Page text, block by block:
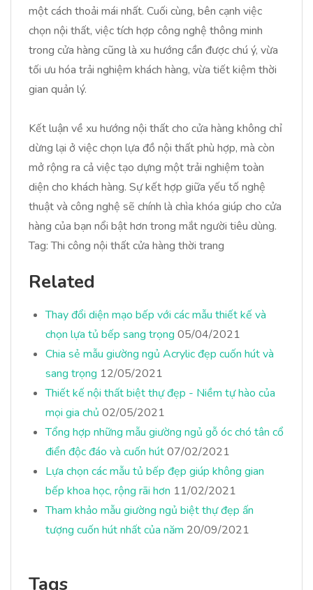
một cách thoải mái nhất. Cuối cùng, bên cạnh việc
chọn nội thất, việc tích hợp công nghệ thông minh
trong cửa hàng cũng là xu hướng cần được chú ý, vừa
tối ưu hóa trải nghiệm khách hàng, vừa tiết kiệm thời
gian quản lý.
Kết luận về xu hướng nội thất cho cửa hàng không chỉ
dừng lại ở việc chọn lựa đồ nội thất phù hợp, mà còn
mở rộng ra cả việc tạo dựng một trải nghiệm toàn
diện cho khách hàng. Sự kết hợp giữa yếu tố nghệ
thuật và công nghệ sẽ chính là chìa khóa giúp cho cửa
hàng của bạn nổi bật hơn trong mắt người tiêu dùng.
Tag: Thi công nội thất cửa hàng thời trang
Related
Thay đổi diện mạo bếp với các mẫu thiết kế và
chọn lựa tủ bếp sang trọng 05/04/2021
Chia sẻ mẫu giường ngủ Acrylic đẹp cuốn hút và
sang trọng 12/05/2021
Thiết kế nội thất biệt thự đẹp - Niềm tự hào của
mọi gia chủ 02/05/2021
Tổng hợp những mẫu giường ngủ gỗ óc chó tân cổ
điển độc đáo và cuốn hút07/02/2021
Lựa chọn các mẫu tủ bếp đẹp giúp không gian
bếp khoa học, rộng rãi hơn 11/02/2021
Tham khảo mẫu giường ngủ biệt thự đẹp ấn
tượng cuốn hút nhất của năm 20/09/2021
Tags